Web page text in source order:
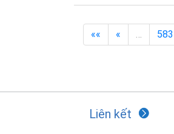
«« « … 583
Liên kết